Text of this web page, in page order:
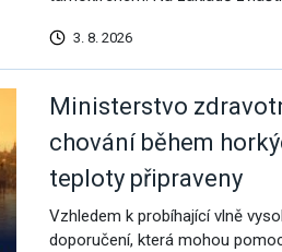
3. 8. 2026
Ministerstvo
chování během
teploty připraveny
Vzhledem k probíhající vlně
doporučení, která mohou